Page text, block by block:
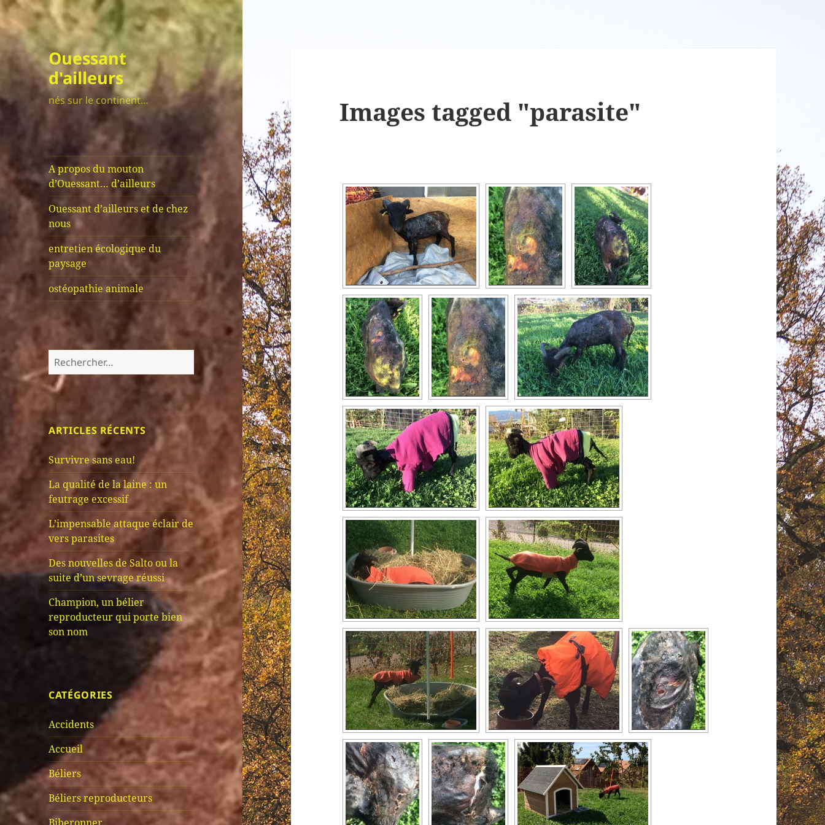
Ouessant
d'ailleurs
nés sur le continent…
A propos du mouton
d’Ouessant… d’ailleurs
Ouessant d’ailleurs et de chez
nous
entretien écologique du
paysage
ostéopathie animale
Rechercher :
ARTICLES RÉCENTS
Survivre sans eau!
La qualité de la laine : un
feutrage excessif
L’impensable attaque éclair de
vers parasites
Des nouvelles de Salto ou la
suite d’un sevrage réussi
Champion, un bélier
reproducteur qui porte bien
son nom
CATÉGORIES
Accidents
Accueil
Béliers
Béliers reproducteurs
Images tagged "parasite"